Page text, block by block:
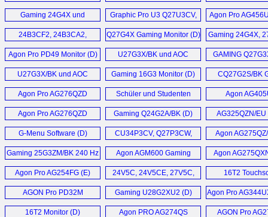
Monitor (D)
Monitor
Gaming 24G4X und
27G4XE (D)
Graphic Pro U3 Q27U3CV,
U27U3CV, U32U3CV
Monitor (D)
Agon Pro
Hz 800R Gaming
24B3CF2, 24B3CA2,
27B3CF2, 27B3CA2 Office
Monitor (D)
Q27G4X Gaming Monitor (D)
Gaming 24G4X,
Hz (D)
Agon Pro PD49 Monitor (D)
U27G3X/BK und AOC
U32G3X/BK Monitor (D)
GAMING
Monitor
U27G3X/BK und AOC
U32G3X/BK Monitor (D)
Gaming 16G3 Monitor (D)
CQ27G2S/BK
Monitor
Agon Pro AG276QZD
Monitor (E)
Schüler und Studenten
Monitor Line-up (D)
Agon
Monitor
Agon Pro AG276QZD
Monitor (D)
Gaming Q24G2A/BK (D)
AG325QZN/EU
Monitor
G-Menu Software (D)
CU34P3CV, Q27P3CW,
Q27P3CV, Q27P3QW,
24P3CW, 24P3CV und
24P3QW (D)
Agon
AG275QZN/
Gaming 25G3ZM/BK 240 Hz
Monitor (D)
Agon AGM600 Gaming
Maus (D)
Agon
Agon Pro AG254FG (E)
24V5C, 24V5CE, 27V5C,
27V5CE, Q27V5C,
Q32V5CE (D)
16T2
Monitor
AGON Pro PD32M
Monitor (D)
Gaming U28G2XU2 (D)
Agon Pro
Gaming
16T2 Monitor (D)
Agon PRO AG274QS
AGON Pro